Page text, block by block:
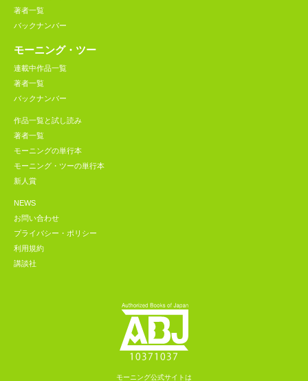
著者一覧
バックナンバー
モーニング・ツー
連載中作品一覧
著者一覧
バックナンバー
作品一覧と試し読み
著者一覧
モーニングの単行本
モーニング・ツーの単行本
新人賞
NEWS
お問い合わせ
プライバシー・ポリシー
利用規約
講談社
モーニング公式サイトは